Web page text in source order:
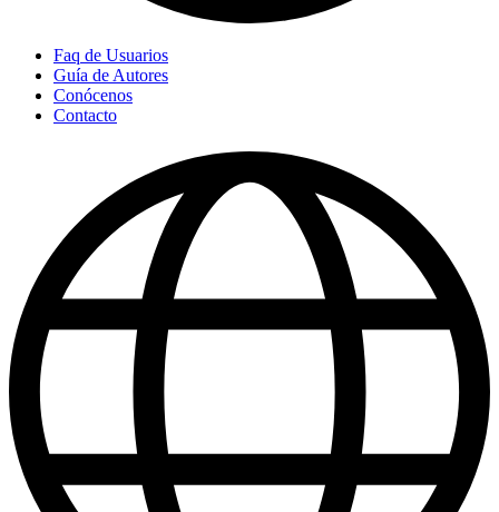
Faq de Usuarios
Guía de Autores
Conócenos
Contacto